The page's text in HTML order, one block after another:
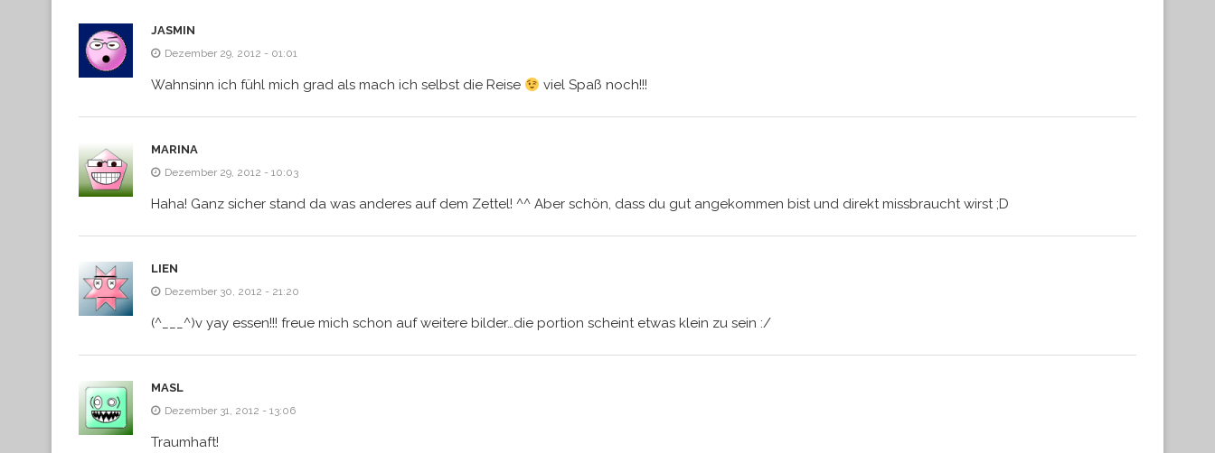
JASMIN
Dezember 29, 2012 - 01:01
Wahnsinn ich fühl mich grad als mach ich selbst die Reise viel Spaß noch!!!
MARINA
Dezember 29, 2012 - 10:03
Haha! Ganz sicher stand da was anderes auf dem Zettel! ^^ Aber schön, dass du gut angekommen bist und direkt missbraucht wirst ;D
LIEN
Dezember 30, 2012 - 21:20
(^___^)v yay essen!!! freue mich schon auf weitere bilder…die portion scheint etwas klein zu sein :/
MASL
Dezember 31, 2012 - 13:06
Traumhaft!